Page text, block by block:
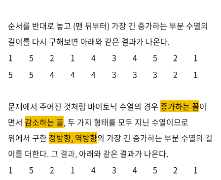
순서를 반대로 놓고 (맨 뒤부터) 가장 긴 증가하는 부분 수열의
길이를 다시 구해보면 아래와 같은 결과가 나온다.
1
5 2 1 4 3 4 5 2
1
5
5 4 4 4 3 3 3 2 1
문제에서 주어진 것처럼 바이토닉 수열의 경우 증가하는 꼴이
면서 감소하는 꼴, 두 가지 형태를 모두 지닌 수열이므로
위에서 구한 정방향, 역방향의 가장 긴 증가하는 부분 수열의 길
이를 더한다. 그 결과, 아래와 같은 결과가 나온다.
1
5 2 1 4 3 4 5 2
1